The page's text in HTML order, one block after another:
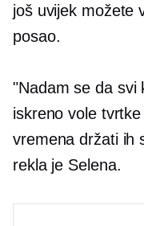
još uvijek možete
posao.
"Nadam se da svi
iskreno vole
vremena držati ih
rekla je Selena.